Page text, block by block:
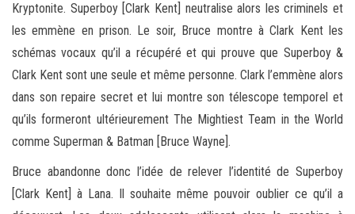
Kryptonite. Superboy [Clark Kent] neutralise alors les criminels et
les emmène en prison. Le soir, Bruce montre à Clark Kent les
schémas vocaux qu’il a récupéré et qui prouve que Superboy &
Clark Kent sont une seule et même personne. Clark l’emmène alors
dans son repaire secret et lui montre son télescope temporel et
qu’ils formeront ultérieurement The Mightiest Team in the World
comme Superman & Batman [Bruce Wayne].
Bruce abandonne donc l’idée de relever l’identité de Superboy
[Clark Kent] à Lana. Il souhaite même pouvoir oublier ce qu’il a